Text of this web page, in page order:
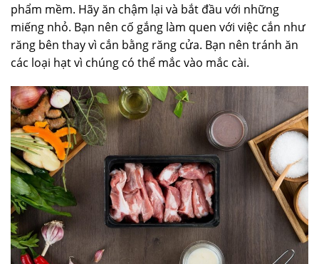
phẩm mềm. Hãy ăn chậm lại và bắt đầu với những
miếng nhỏ. Bạn nên cố gắng làm quen với việc cắn như
răng bên thay vì cắn bằng răng cửa. Bạn nên tránh ăn
các loại hạt vì chúng có thể mắc vào mắc cài.